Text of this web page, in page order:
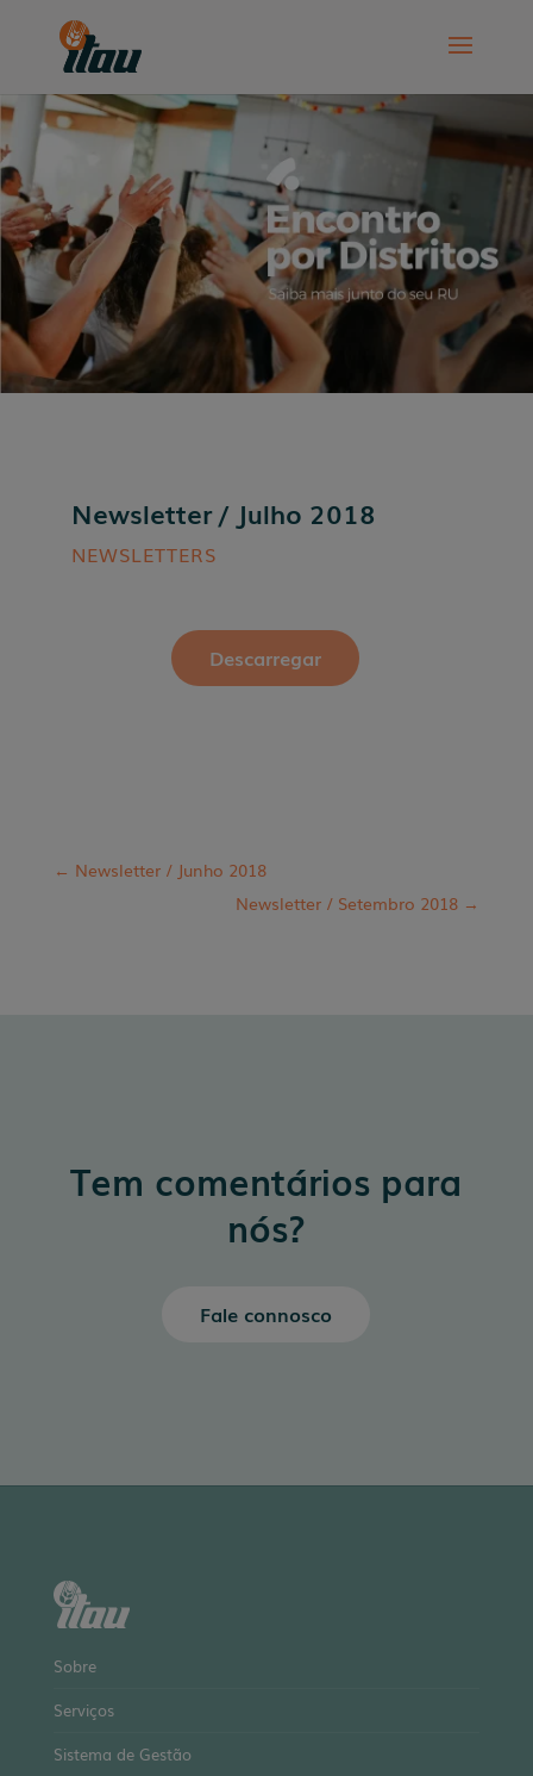
Newsletter / Julho 2018
NEWSLETTERS
Descarregar
← Newsletter / Junho 2018
Newsletter / Setembro 2018 →
Tem comentários para
nós?
Fale connosco
Sobre
Serviços
Sistema de Gestão